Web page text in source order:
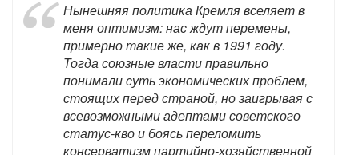
Нынешняя политика Кремля вселяет в
меня оптимизм: нас ждут перемены,
примерно такие же, как в 1991 году.
Тогда союзные власти правильно
понимали суть экономических проблем,
стоящих перед страной, но заигрывая с
всевозможными адептами советского
статус-кво и боясь переломить
консерватизм партийно-хозяйственной